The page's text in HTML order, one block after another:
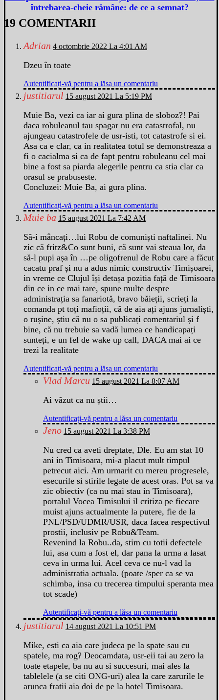
întrebarea-cheie rămâne: de ce a semnat?
19 COMENTARII
Adrian 4 octombrie 2022 La 4:01 AM
Dzeu în toate
Autentificați-vă pentru a lăsa un comentariu
justitiarul 15 august 2021 La 5:19 PM
Muie Ba, vezi ca iar ai gura plina de sloboz?! Pai
daca robuleanul tau spagar nu era catastrofal, nu
ajungeau catastrofele de usr-isti, tot catastrofe si ei.
Asa ca e clar, ca in realitatea totul se demonstreaza a
fi o cacialma si ca de fapt pentru robuleanu cel mai
bine a fost sa piarda alegerile pentru ca stia clar ca
orasul se prabuseste.
Concluzei: Muie Ba, ai gura plina.
Autentificați-vă pentru a lăsa un comentariu
Muie ba 15 august 2021 La 7:42 AM
Să-i mâncați…lui Robu de comuniști naftalinei. Nu
zic că fritz&Co sunt buni, că sunt vai steaua lor, da
să-l pupi așa în …pe oligofrenul de Robu care a făcut
cacatu praf și nu a adus nimic constructiv Timișoarei,
in vreme ce Clujul își detașa pozitia față de Timisoara
din ce in ce mai tare, spune multe despre
administrația sa fanariotă, bravo băieții, scrieți la
comanda pt toți mafioții, că de aia ați ajuns jurnaliști,
o rușine, știu că nu o sa publicați comentariul și f
bine, că nu trebuie sa vadă lumea ce handicapați
sunteți, e un fel de wake up call, DACA mai ai ce
trezi la realitate
Autentificați-vă pentru a lăsa un comentariu
Vlad Marcu 15 august 2021 La 8:07 AM
Ai văzut ca nu știi…
Autentificați-vă pentru a lăsa un comentariu
Jeno 15 august 2021 La 3:38 PM
Nu cred ca aveti dreptate, Dle. Eu am stat 10
ani in Timisoara, mi-a placut mult timpul
petrecut aici. Am urmarit cu mereu progresele,
esecurile si stirile legate de acest oras. Pot sa va
zic obiectiv (ca nu mai stau in Timisoara),
portalul Vocea Timisului il critiza pe fiecare
muist ajuns actualmente la putere, fie de la
PNL/PSD/UDMR/USR, daca facea respectivul
prostii, inclusiv pe Robu&Team.
Revenind la Robu..da, stim cu totii defectele
lui, asa cum a fost el, dar pana la urma a lasat
ceva in urma lui. Acel ceva ce nu-l vad la
administratia actuala. (poate /sper ca se va
schimba, insa cu trecerea timpului speranta mea
tot scade)
Autentificați-vă pentru a lăsa un comentariu
justitiarul 14 august 2021 La 10:51 PM
Mike, esti ca aia care judeca pe la spate sau cu
spatele, ma rog? Deocamdata, usr-eii tai au zero la
toate etapele, ba nu au si succesuri, mai ales la
tablelele (a se citi ONG-uri) alea la care zarurile le
arunca fratii aia doi de pe la hotel Timisoara.